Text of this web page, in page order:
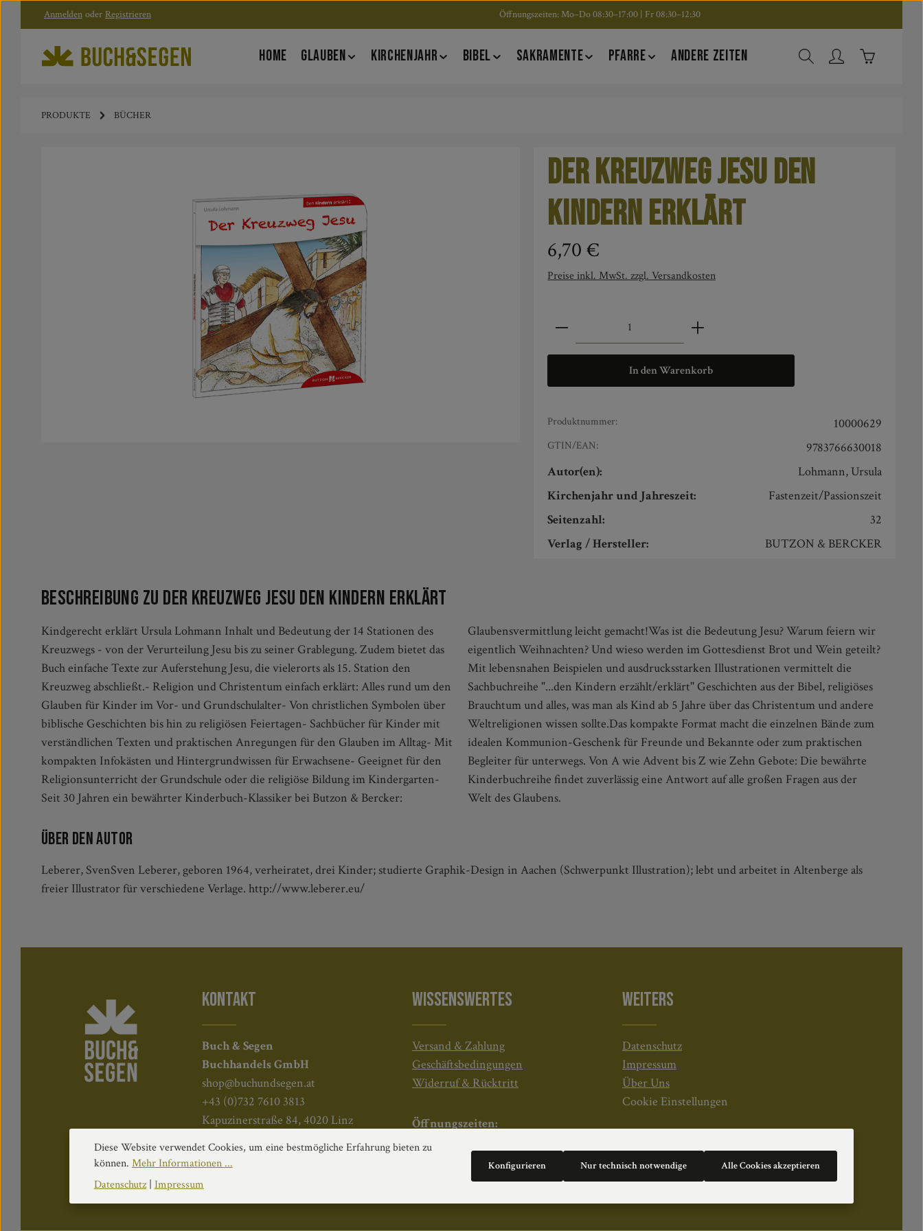
Zum Hauptinhalt springen
Zur Hauptnavigation springen
Anmelden oder Registrieren Öffnungszeiten: Mo–Do 08:30–17:00 | Fr 08:30–12:30
HOME GLAUBEN KIRCHENJAHR BIBEL SAKRAMENTE PFARRE ANDERE ZEITEN Warenkorb
PRODUKTE BÜCHER
Der Kreuzweg Jesu den
Kindern erklärt
Regulärer Preis:
6,70 €
Preise inkl. MwSt. zzgl. Versandkosten
Produkt Anzahl: Gib den gewünschten Wert ein oder
In den Warenkorb
Produktnummer: 10000629
GTIN/EAN:
9783766630018
Autor(en):
Lohmann, Ursula
Kirchenjahr und Jahreszeit:
Fastenzeit/Passionszeit
Seitenzahl:
32
Verlag / Hersteller:
BUTZON & BERCKER
Beschreibung zu Der Kreuzweg Jesu den Kindern erklärt
Kindgerecht erklärt Ursula Lohmann Inhalt und Bedeutung der 14 Stationen des
Kreuzwegs - von der Verurteilung Jesu bis zu seiner Grablegung. Zudem bietet das
Buch einfache Texte zur Auferstehung Jesu, die vielerorts als 15. Station den
Kreuzweg abschließt.- Religion und Christentum einfach erklärt: Alles rund um den
Glauben für Kinder im Vor- und Grundschulalter- Von christlichen Symbolen über
biblische Geschichten bis hin zu religiösen Feiertagen- Sachbücher für Kinder mit
verständlichen Texten und praktischen Anregungen für den Glauben im Alltag- Mit
kompakten Infokästen und Hintergrundwissen für Erwachsene- Geeignet für den
Religionsunterricht der Grundschule oder die religiöse Bildung im Kindergarten-
Seit 30 Jahren ein bewährter Kinderbuch-Klassiker bei Butzon & Bercker:
Glaubensvermittlung leicht gemacht!Was ist die Bedeutung Jesu? Warum feiern wir
eigentlich Weihnachten? Und wieso werden im Gottesdienst Brot und Wein geteilt?
Mit lebensnahen Beispielen und ausdrucksstarken Illustrationen vermittelt die
Sachbuchreihe "...den Kindern erzählt/erklärt" Geschichten aus der Bibel, religiöses
Brauchtum und alles, was man als Kind ab 5 Jahre über das Christentum und andere
Weltreligionen wissen sollte.Das kompakte Format macht die einzelnen Bände zum
idealen Kommunion-Geschenk für Freunde und Bekannte oder zum praktischen
Begleiter für unterwegs. Von A wie Advent bis Z wie Zehn Gebote: Die bewährte
Kinderbuchreihe findet zuverlässig eine Antwort auf alle großen Fragen aus der
Welt des Glaubens.
Über den Autor
Leberer, SvenSven Leberer, geboren 1964, verheiratet, drei Kinder; studierte Graphik-Design in Aachen (Schwerpunkt Illustration); lebt und arbeitet in Altenberge als
freier Illustrator für verschiedene Verlage. http://www.leberer.eu/
KONTAKT
Buch & Segen
Buchhandels GmbH
shop@buchundsegen.at
+43 (0)732 7610 3813
Kapuzinerstraße 84, 4020 Linz
WISSENSWERTES
Versand & Zahlung
Geschäftsbedingungen
Widerruf & Rücktritt
Öffnungszeiten:
Mo–Do: 08:30–17:00 Uhr
Fr: 08:30–12:30 Uhr
WEITERS
Datenschutz
Impressum
Über Uns
Cookie Einstellungen
Diese Website verwendet Cookies, um eine bestmögliche Erfahrung bieten zu
können. Mehr Informationen ...
Datenschutz| Impressum
Nur technisch notwendige
Konfigurieren Alle Cookies akzeptieren